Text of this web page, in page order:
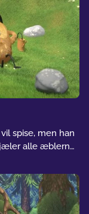
spise, men han
alle æblerne,